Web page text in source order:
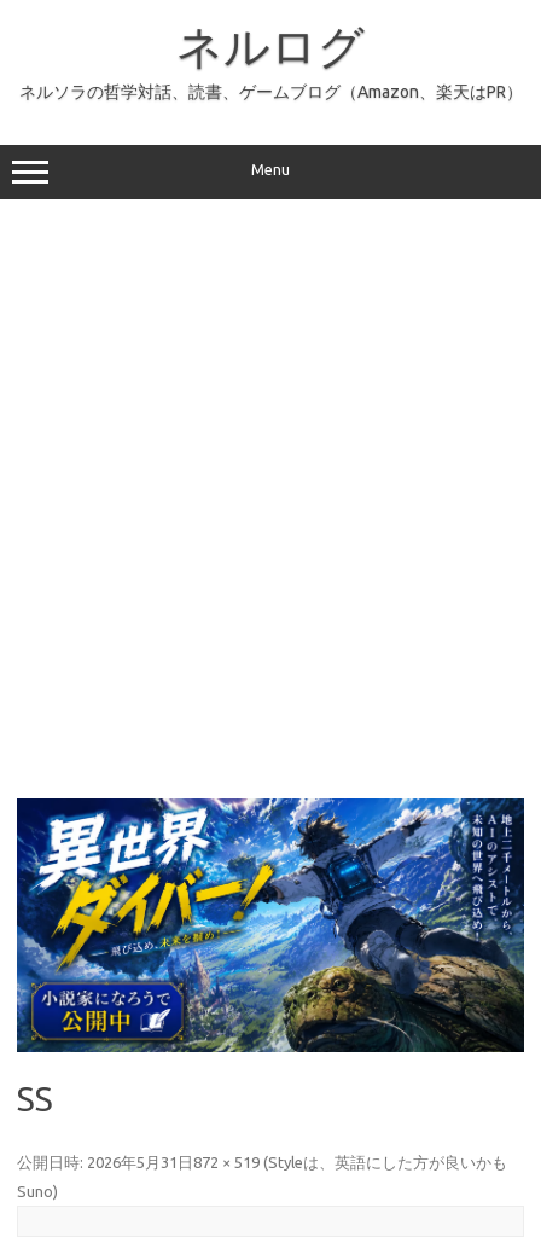
ッ
プ
ネルログ
ネルソラの哲学対話、読書、ゲームブログ（Amazon、楽天はPR）
Menu
SS
公開日時: 2026年5月31日 872 × 519 (Styleは、英語にした方が良いかも
Suno)